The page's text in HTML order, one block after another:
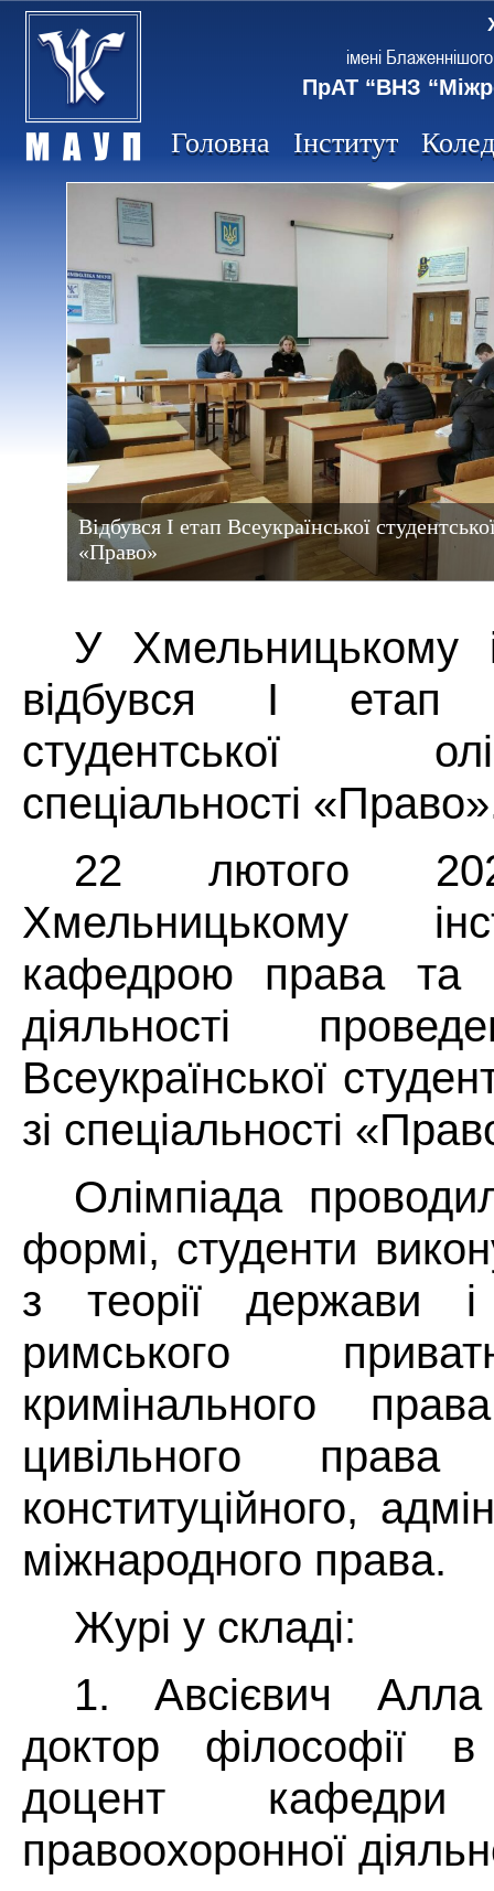
імені
ПрАТ “ВНЗ
Головна Інститут
Відбувся І етап Всеукраїнської
«Право»
У Хмельницькому
відбувся І етап
студентської
спеціальності
22 лютого
Хмельницькому
кафедрою права та
діяльності
Всеукраїнської
зі спеціальності
Олімпіада
формі, студенти
з теорії держави
римського
кримінального
цивільного
конституційного,
міжнародного права.
Журі у складі:
1. Авсієвич
доктор філософії
доцент
правоохоронної